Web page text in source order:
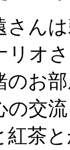
さん
リオ
のお
の交
紅茶